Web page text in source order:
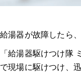
給湯器が故障したら
「給湯器駆けつけ隊
で現場に駆けつけ、